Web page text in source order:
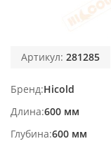
Артикул: 281285
Бренд Hicold
Длина 600 мм
Глубина 600 мм